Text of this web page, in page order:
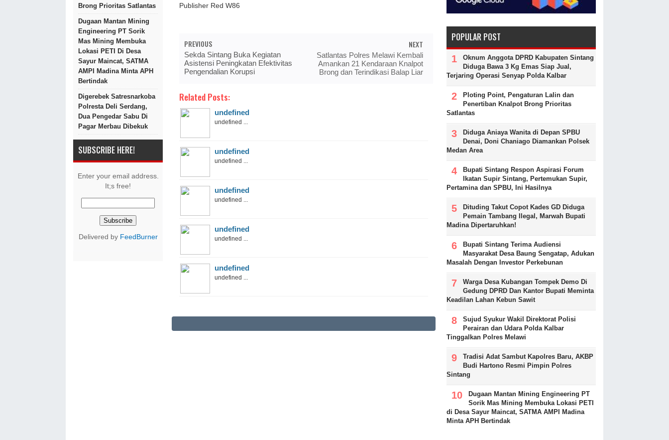
Brong Prioritas Satlantas
Dugaan Mantan Mining
Engineering PT Sorik
Mas Mining Membuka
Lokasi PETI Di Desa
Sayur Maincat, SATMA
AMPI Madina Minta APH
Bertindak
Digerebek Satresnarkoba
Polresta Deli Serdang,
Dua Pengedar Sabu Di
Pagar Merbau Dibekuk
SUBSCRIBE HERE!
Enter your email address.
It;s free!
Delivered by FeedBurner
Publisher Red W86
PREVIOUS
Sekda Sintang Buka Kegiatan
Asistensi Peningkatan Efektivitas
Pengendalian Korupsi
NEXT
Satlantas Polres Melawi Kembali
Amankan 21 Kendaraan Knalpot
Brong dan Terindikasi Balap Liar
Related Posts:
undefined
undefined ...
undefined
undefined ...
undefined
undefined ...
undefined
undefined ...
undefined
undefined ...
POPULAR POST
Oknum Anggota DPRD Kabupaten Sintang
Diduga Bawa 3 Kg Emas Siap Jual,
Terjaring Operasi Senyap Polda Kalbar
Ploting Point, Pengaturan Lalin dan
Penertiban Knalpot Brong Prioritas
Satlantas
Diduga Aniaya Wanita di Depan SPBU
Denai, Doni Chaniago Diamankan Polsek
Medan Area
Bupati Sintang Respon Aspirasi Forum
Ikatan Supir Sintang, Pertemukan Supir,
Pertamina dan SPBU, Ini Hasilnya
Dituding Takut Copot Kades GD Diduga
Pemain Tambang Ilegal, Marwah Bupati
Madina Dipertaruhkan!
Bupati Sintang Terima Audiensi
Masyarakat Desa Baung Sengatap, Adukan
Masalah Dengan Investor Perkebunan
Warga Desa Kubangan Tompek Demo Di
Gedung DPRD Dan Kantor Bupati Meminta
Keadilan Lahan Kebun Sawit
Sujud Syukur Wakil Direktorat Polisi
Perairan dan Udara Polda Kalbar
Tinggalkan Polres Melawi
Tradisi Adat Sambut Kapolres Baru, AKBP
Budi Hartono Resmi Pimpin Polres
Sintang
Dugaan Mantan Mining Engineering PT
Sorik Mas Mining Membuka Lokasi PETI
di Desa Sayur Maincat, SATMA AMPI Madina
Minta APH Bertindak